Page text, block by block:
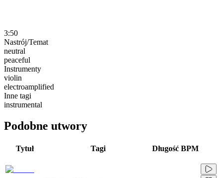
3:50
Nastrój/Temat
neutral
peaceful
Instrumenty
violin
electroamplified
Inne tagi
instrumental
Podobne utwory
Tytuł Tagi Długość BPM